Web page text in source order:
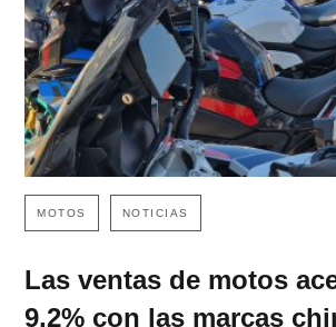
MOTOS NOTICIAS
Las ventas de motos
9,2% con las marcas